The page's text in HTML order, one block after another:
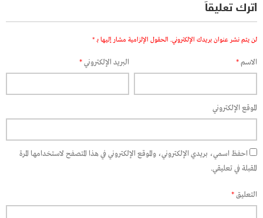
اترك تعليقاً
لن يتم نشر عنوان بريدك الإلكتروني. الحقول الإلزامية مشار إليها بـ *
الاسم* البريد الإلكتروني*
الموقع الإلكتروني
احفظ اسمي، بريدي الإلكتروني، والموقع الإلكتروني في هذا المتصفح لاستخدامها المرة
المقبلة في تعليقي.
التعليق*